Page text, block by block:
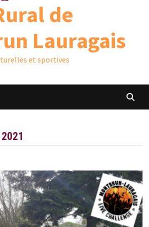
de
Lauragais
et sportives
2021